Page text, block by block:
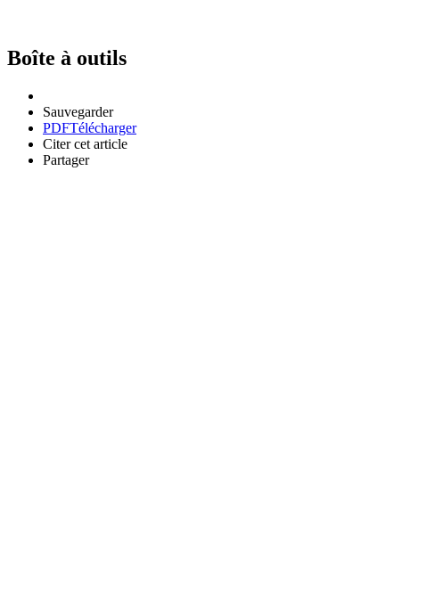
Boîte à outils
Sauvegarder
PDFTélécharger
Citer cet article
Partager